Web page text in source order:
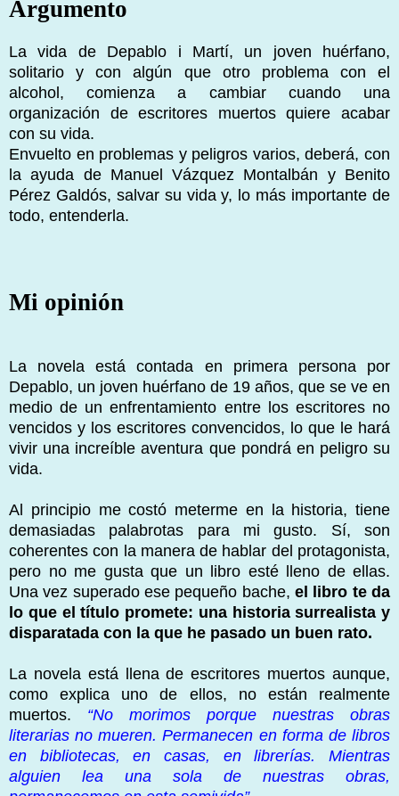
Argumento
La vida de Depablo i Martí, un joven huérfano,
solitario y con algún que otro problema con el
alcohol, comienza a cambiar cuando una
organización de escritores muertos quiere acabar
con su vida.
Envuelto en problemas y peligros varios, deberá, con
la ayuda de Manuel Vázquez Montalbán y Benito
Pérez Galdós, salvar su vida y, lo más importante de
todo, entenderla.
Mi opinión
La novela está contada en primera persona por
Depablo, un joven huérfano de 19 años, que se ve en
medio de un enfrentamiento entre los escritores no
vencidos y los escritores convencidos, lo que le hará
vivir una increíble aventura que pondrá en peligro su
vida.
Al principio me costó meterme en la historia, tiene
demasiadas palabrotas para mi gusto. Sí, son
coherentes con la manera de hablar del protagonista,
pero no me gusta que un libro esté lleno de ellas.
Una vez superado ese pequeño bache, el libro te da
lo que el título promete: una historia surrealista y
disparatada con la que he pasado un buen rato.
La novela está llena de escritores muertos aunque,
como explica uno de ellos, no están realmente
muertos. “No morimos porque nuestras obras
literarias no mueren. Permanecen en forma de libros
en bibliotecas, en casas, en librerías. Mientras
alguien lea una sola de nuestras obras,